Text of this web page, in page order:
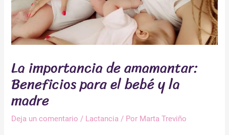
La importancia de amamantar:
Beneficios para el bebé y la
madre
Deja un comentario / Lactancia / Por Marta Treviño